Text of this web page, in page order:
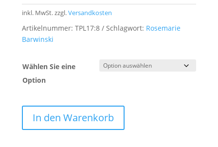
inkl. MwSt.zzgl.Versandkosten
Artikelnummer: TPL17:8 Schlagwort: Rosemarie
Barwinski
Wählen Sie eine
Option
In den Warenkorb